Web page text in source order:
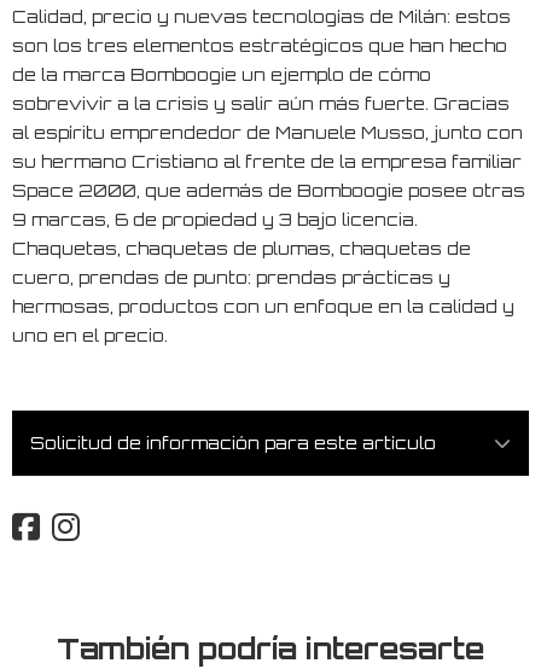
Calidad, precio y nuevas tecnologías de Milán: estos
son los tres elementos estratégicos que han hecho
de la marca Bomboogie un ejemplo de cómo
sobrevivir a la crisis y salir aún más fuerte. Gracias
al espíritu emprendedor de Manuele Musso, junto con
su hermano Cristiano al frente de la empresa familiar
Space 2000, que además de Bomboogie posee otras
9 marcas, 6 de propiedad y 3 bajo licencia.
Chaquetas, chaquetas de plumas, chaquetas de
cuero, prendas de punto: prendas prácticas y
hermosas, productos con un enfoque en la calidad y
uno en el precio.
Solicitud de información para este artículo
También podría interesarte